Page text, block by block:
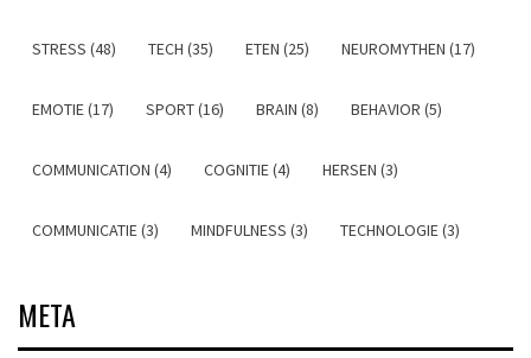
STRESS (48) TECH (35) ETEN (25) NEUROMYTHEN (17)
EMOTIE (17) SPORT (16) BRAIN (8) BEHAVIOR (5)
COMMUNICATION (4) COGNITIE (4) HERSEN (3)
COMMUNICATIE (3) MINDFULNESS (3) TECHNOLOGIE (3)
META